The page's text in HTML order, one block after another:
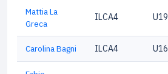
Mattia La
Greca
ILCA4 U19
Carolina Bagni ILCA4 U16